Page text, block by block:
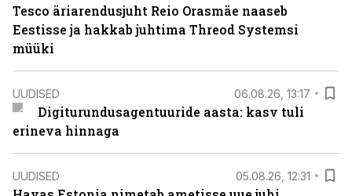
Tesco äriarendusjuht Reio Orasmäe naaseb
Eestisse ja hakkab juhtima Threod Systemsi
müüki
UUDISED 06.08.26, 13:17
Digiturundusagentuuride aasta: kasv tuli
erineva hinnaga
UUDISED 05.08.26, 12:31